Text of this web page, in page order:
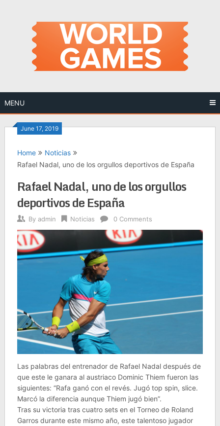
MENU
June 17, 2019
Home
Noticias
Rafael Nadal, uno de los orgullos deportivos de España
Rafael Nadal, uno de los orgullos
deportivos de España
By admin Noticias 0 Comments
Las palabras del entrenador de Rafael Nadal después de
que este le ganara al austriaco Dominic Thiem fueron las
siguientes: “Rafa ganó con el revés. Jugó top spin, slice.
Marcó la diferencia aunque Thiem jugó bien”.
Tras su victoria tras cuatro sets en el Torneo de Roland
Garros durante este mismo año, este talentoso jugador